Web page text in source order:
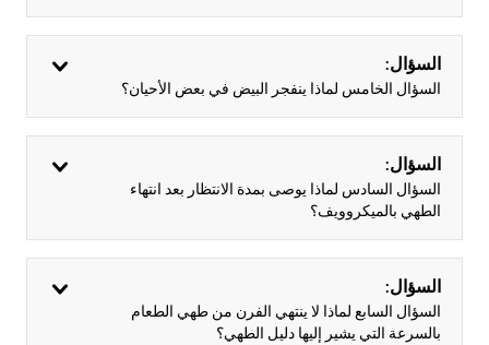
السؤال:
السؤال الخامس لماذا ينفجر البيض في بعض الأحيان؟
السؤال:
السؤال السادس لماذا يوصى بمدة الانتظار بعد انتهاء
الطهي بالميكروويف؟
السؤال:
السؤال السابع لماذا لا ينتهي الفرن من طهي الطعام
بالسرعة التي يشير إليها دليل الطهي؟